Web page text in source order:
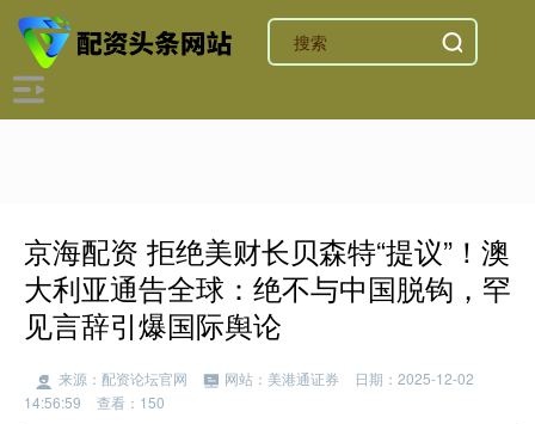
京海配资 拒绝美财长贝森特“提议”！澳
大利亚通告全球：绝不与中国脱钩，罕
见言辞引爆国际舆论
来源：配资论坛官网 网站：美港通证券
日期：2025-12-02
14:56:59
查看：150